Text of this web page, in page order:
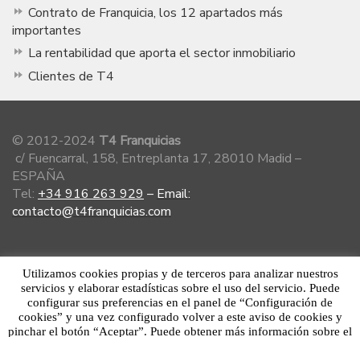
Contrato de Franquicia, los 12 apartados más
importantes
La rentabilidad que aporta el sector inmobiliario
Clientes de T4
© 2012-2024 T4 Franquicias
c/ Fuencarral, 158, Entreplanta 17, 28010 Madid –
ESPAÑA
Tel: +34 916 263 929 – Email:
contacto@t4franquicias.com
Miembro de la Asociación Española de
Franquiciadores
Utilizamos cookies propias y de terceros para analizar nuestros
servicios y elaborar estadísticas sobre el uso del servicio. Puede
configurar sus preferencias en el panel de “Configuración de
cookies” y una vez configurado volver a este aviso de cookies y
pinchar el botón “Aceptar”. Puede obtener más información sobre el